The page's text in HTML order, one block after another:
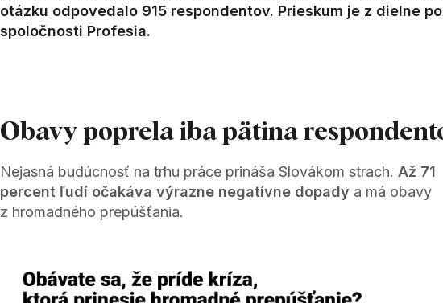
otázku odpovedalo 915 respondentov. Prieskum je z dielne
spoločnosti Profesia.
Obavy poprela iba pätina
Nejasná budúcnosť na trhu práce prináša Slovákom strach. Až 71
percent ľudí očakáva výrazne negatívne dopady a má obavy
z hromadného prepúšťania.